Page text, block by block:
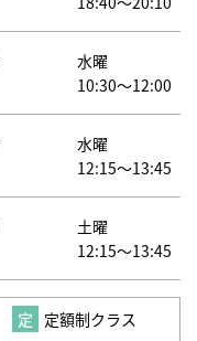
水曜
10:30～12:00
水曜
12:15～13:45
土曜
12:15～13:45
定額制クラス